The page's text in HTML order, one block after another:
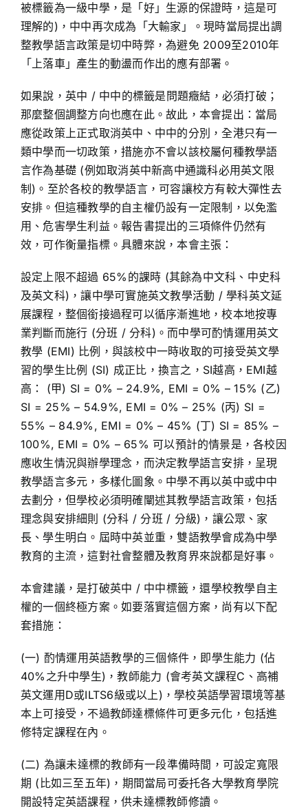
被標籤為一級中學，是「好」生源的保證時，這是可
理解的)，中中再次成為「大輸家」。現時當局提出調
整教學語言政策是切中時弊，為避免 2009至2010年
「上落車」產生的動盪而作出的應有部署。
如果說，英中 / 中中的標籤是問題癥結，必須打破；
那麼整個調整方向也應在此。故此，本會提出：當局
應從政策上正式取消英中、中中的分別，全港只有一
類中學而一切政策，措施亦不會以該校屬何種教學語
言作為基礎 (例如取消英中新高中通識科必用英文限
制)。至於各校的教學語言，可容讓校方有較大彈性去
安排。但這種教學的自主權仍設有一定限制，以免濫
用、危害學生利益。報告書提出的三項條件仍然有
效，可作衡量指標。具體來說，本會主張：
設定上限不超過 65%的課時 (其餘為中文科、中史科
及英文科)，讓中學可實施英文教學活動 / 學科英文延
展課程，整個銜接過程可以循序漸進地，校本地按專
業判斷而施行 (分班 / 分科)。而中學可酌情運用英文
教學 (EMI) 比例，與該校中一時收取的可接受英文學
習的學生比例 (SI) 成正比，換言之，SI越高，EMI越
高： (甲) SI = 0% – 24.9%, EMI = 0% – 15% (乙)
SI = 25% – 54.9%, EMI = 0% – 25% (丙) SI =
55% – 84.9%, EMI = 0% – 45% (丁) SI = 85% –
100%, EMI = 0% – 65% 可以預計的情景是，各校因
應收生情況與辦學理念，而決定教學語言安排，呈現
教學語言多元，多樣化圖象。中學不再以英中或中中
去劃分，但學校必須明確闡述其教學語言政策，包括
理念與安排細則 (分科 / 分班 / 分級)，讓公眾、家
長、學生明白。屆時中英並重，雙語教學會成為中學
教育的主流，這對社會整體及教育界來說都是好事。
本會建議，是打破英中 / 中中標籤，還學校教學自主
權的一個終極方案。如要落實這個方案，尚有以下配
套措施：
(一) 酌情運用英語教學的三個條件，即學生能力 (佔
40%之升中學生)，教師能力 (會考英文課程C、高補
英文運用D或ILTS6級或以上)，學校英語學習環境等基
本上可接受，不過教師達標條件可更多元化，包括進
修特定課程在內。
(二) 為讓未達標的教師有一段準備時間，可設定寬限
期 (比如三至五年)，期間當局可委托各大學教育學院
開設特定英語課程，供未達標教師修讀。